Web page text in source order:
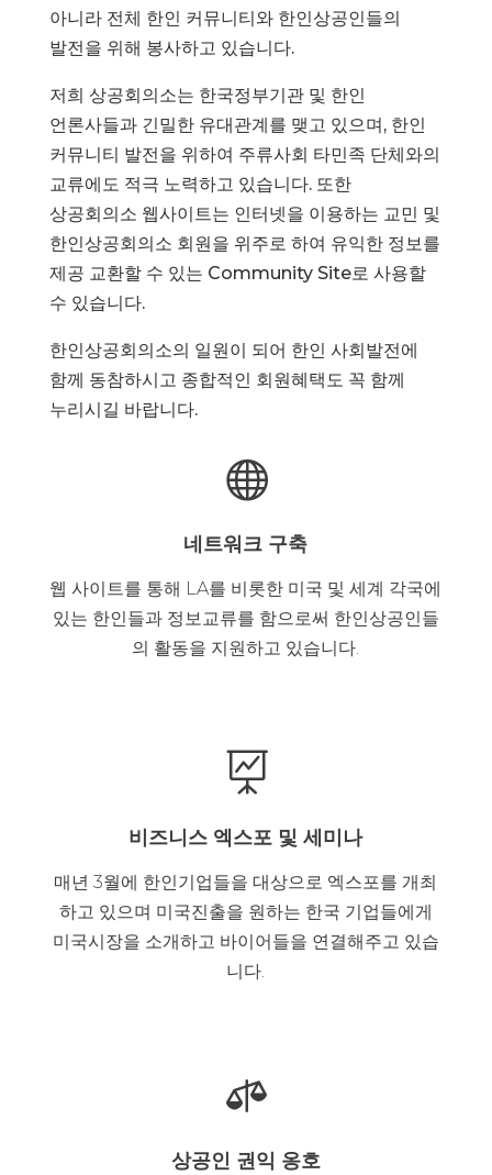
아니라 전체 한인 커뮤니티와 한인상공인들의
발전을 위해 봉사하고 있습니다.
저희 상공회의소는 한국정부기관 및 한인
언론사들과 긴밀한 유대관계를 맺고 있으며, 한인
커뮤니티 발전을 위하여 주류사회 타민족 단체와의
교류에도 적극 노력하고 있습니다. 또한
상공회의소 웹사이트는 인터넷을 이용하는 교민 및
한인상공회의소 회원을 위주로 하여 유익한 정보를
제공 교환할 수 있는 Community Site로 사용할
수 있습니다.
한인상공회의소의 일원이 되어 한인 사회발전에
함께 동참하시고 종합적인 회원혜택도 꼭 함께
누리시길 바랍니다.

네트워크 구축
웹 사이트를 통해 LA를 비롯한 미국 및 세계 각국에
있는 한인들과 정보교류를 함으로써 한인상공인들
의 활동을 지원하고 있습니다.

비즈니스 엑스포 및 세미나
매년 3월에 한인기업들을 대상으로 엑스포를 개최
하고 있으며 미국진출을 원하는 한국 기업들에게
미국시장을 소개하고 바이어들을 연결해주고 있습
니다.

상공인 권익 옹호